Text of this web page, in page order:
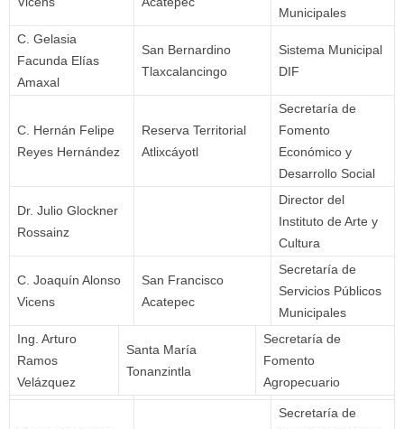
Municipales
C. Gelasia
Facunda Elías
Amaxal
San Bernardino
Tlaxcalancingo
Sistema Municipal
DIF
C. Hernán Felipe
Reyes Hernández
Reserva Territorial
Atlixcáyotl
Secretaría de
Fomento
Económico y
Desarrollo Social
Dr. Julio Glockner
Rossainz
Director del
Instituto de Arte y
Cultura
C. Joaquín Alonso
Vicens
San Francisco
Acatepec
Secretaría de
Servicios Públicos
Municipales
Ing. Arturo
Ramos
Velázquez
Santa María
Tonanzintla
Secretaría de
Fomento
Agropecuario
Secretaría de